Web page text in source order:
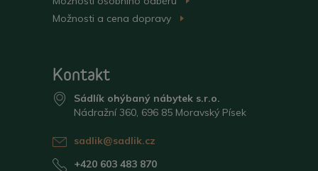
Možnosti a cena dopravy
Kontakt
Sádlík ohýbaný nábytek s.r.o.
Nádražní 360, 696 85 Moravský Písek
sadlik@sadlik.cz
+420 603 483 870